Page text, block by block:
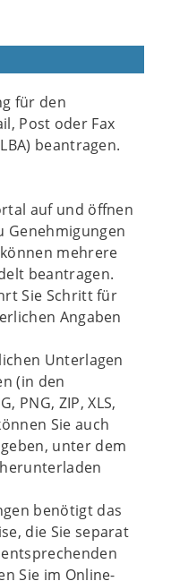
für den
Post oder Fax
beantragen.
auf und öffnen
Genehmigungen
mehrere
beantragen.
Sie Schritt für
Angaben
Unterlagen
(in den
PNG, ZIP, XLS,
Sie auch
unter dem
benötigt das
die Sie separat
Sie im Online-